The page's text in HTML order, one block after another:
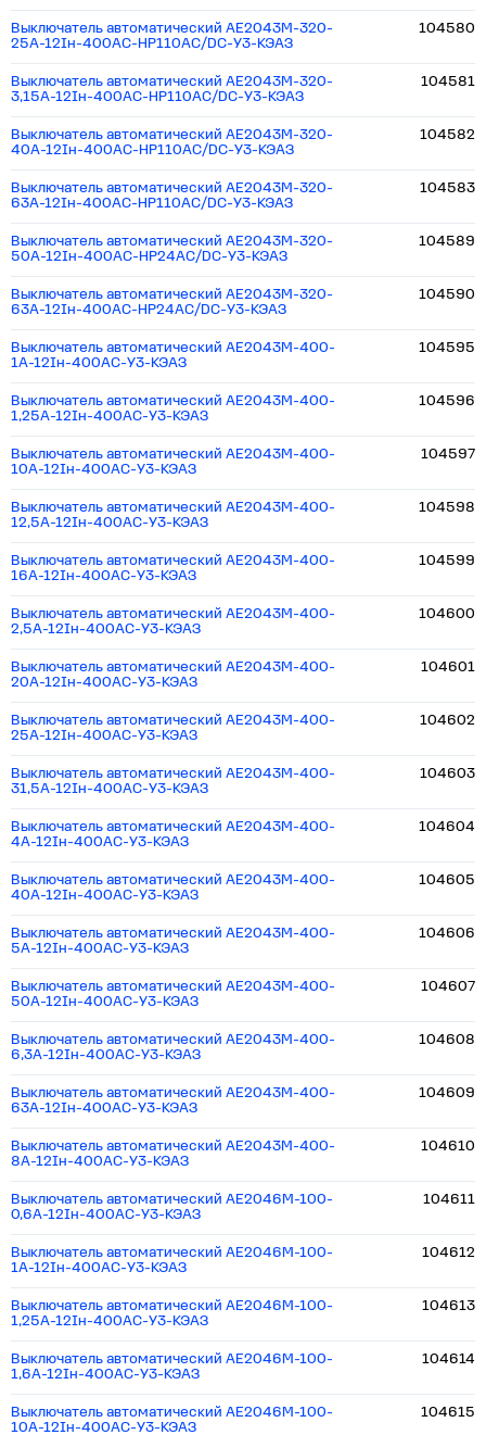
Выключатель автоматический АЕ2043М-320-
25А-12Iн-400AC-НР110AC/DC-У3-КЭАЗ
104580
Выключатель автоматический АЕ2043М-320-
3,15А-12Iн-400AC-НР110AC/DC-У3-КЭАЗ
104581
Выключатель автоматический АЕ2043М-320-
40А-12Iн-400AC-НР110AC/DC-У3-КЭАЗ
104582
Выключатель автоматический АЕ2043М-320-
63А-12Iн-400AC-НР110AC/DC-У3-КЭАЗ
104583
Выключатель автоматический АЕ2043М-320-
50А-12Iн-400AC-НР24AC/DC-У3-КЭАЗ
104589
Выключатель автоматический АЕ2043М-320-
63А-12Iн-400AC-НР24AC/DC-У3-КЭАЗ
104590
Выключатель автоматический АЕ2043М-400-
1А-12Iн-400AC-У3-КЭАЗ
104595
Выключатель автоматический АЕ2043М-400-
1,25А-12Iн-400AC-У3-КЭАЗ
104596
Выключатель автоматический АЕ2043М-400-
10А-12Iн-400AC-У3-КЭАЗ
104597
Выключатель автоматический АЕ2043М-400-
12,5А-12Iн-400AC-У3-КЭАЗ
104598
Выключатель автоматический АЕ2043М-400-
16А-12Iн-400AC-У3-КЭАЗ
104599
Выключатель автоматический АЕ2043М-400-
2,5А-12Iн-400AC-У3-КЭАЗ
104600
Выключатель автоматический АЕ2043М-400-
20А-12Iн-400AC-У3-КЭАЗ
104601
Выключатель автоматический АЕ2043М-400-
25А-12Iн-400AC-У3-КЭАЗ
104602
Выключатель автоматический АЕ2043М-400-
31,5А-12Iн-400AC-У3-КЭАЗ
104603
Выключатель автоматический АЕ2043М-400-
4А-12Iн-400AC-У3-КЭАЗ
104604
Выключатель автоматический АЕ2043М-400-
40А-12Iн-400AC-У3-КЭАЗ
104605
Выключатель автоматический АЕ2043М-400-
5А-12Iн-400AC-У3-КЭАЗ
104606
Выключатель автоматический АЕ2043М-400-
50А-12Iн-400AC-У3-КЭАЗ
104607
Выключатель автоматический АЕ2043М-400-
6,3А-12Iн-400AC-У3-КЭАЗ
104608
Выключатель автоматический АЕ2043М-400-
63А-12Iн-400AC-У3-КЭАЗ
104609
Выключатель автоматический АЕ2043М-400-
8А-12Iн-400AC-У3-КЭАЗ
104610
Выключатель автоматический АЕ2046М-100-
0,6А-12Iн-400AC-У3-КЭАЗ
104611
Выключатель автоматический АЕ2046М-100-
1А-12Iн-400AC-У3-КЭАЗ
104612
Выключатель автоматический АЕ2046М-100-
1,25А-12Iн-400AC-У3-КЭАЗ
104613
Выключатель автоматический АЕ2046М-100-
1,6А-12Iн-400AC-У3-КЭАЗ
104614
Выключатель автоматический АЕ2046М-100-
10А-12Iн-400AC-У3-КЭАЗ
104615